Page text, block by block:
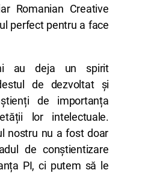
Romanian Creative
perfect pentru a face
au deja un spirit
de dezvoltat și
de importanța
lor intelectuale.
nostru nu a fost doar
de conștientizare
PI, ci putem să le